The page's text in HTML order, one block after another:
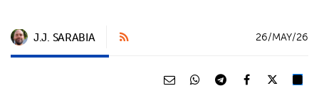
J.J. SARABIA 26/MAY/26